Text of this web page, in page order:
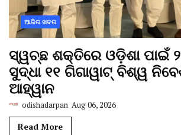
ଆଜିର ଖବର
ସ୍ୱଚ୍ଛ ଶକ୍ତିରେ ଓଡ଼ିଶା ପାଇଁ
ସୁଦ୍ଧା ୧୧ ଗିଗାୱାଟ୍ ବିଶ୍ୱ
ଆହ୍ୱାନ
odishadarpan Aug 06, 2026
Read More